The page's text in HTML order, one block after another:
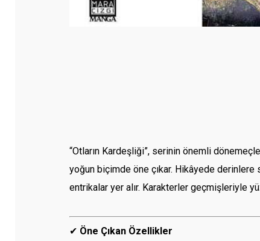
“Otların Kardeşliği”, serinin önemli
yoğun biçimde öne çıkar. Hikâyede derinlere
entrikalar yer alır. Karakterler geçmişleriyle
✔ Öne Çıkan Özellikler